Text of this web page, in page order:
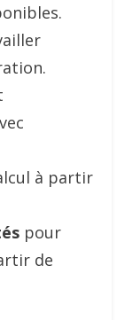
à partir
pour
de